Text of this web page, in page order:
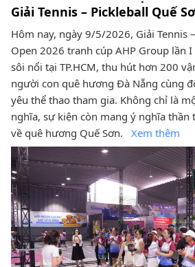
Giải Tennis – Pickleball Quế
Hôm nay, ngày 9/5/2026, Giải Tennis
Open 2026 tranh cúp AHP Group lần
sôi nổi tại TP.HCM, thu hút hơn 200
người con quê hương Đà Nẵng cùng
yêu thể thao tham gia. Không chỉ là
nghĩa, sự kiện còn mang ý nghĩa thần
về quê hương Quế Sơn.
Xem thêm